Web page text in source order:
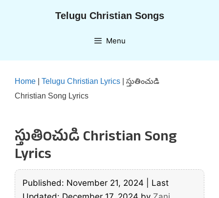
Telugu Christian Songs
Menu
Home Telugu Christian Lyrics
స్తుతించుడి
Christian Song Lyrics
స్తుతించుడి Christian Song
Lyrics
Published: November 21, 2024
Last